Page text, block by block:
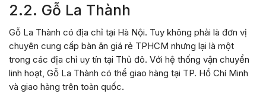
2.2. Gỗ La Thành
Gỗ La Thành có địa chỉ tại Hà Nội. Tuy không phải là đơn vị
chuyên cung cấp bàn ăn giá rẻ TPHCM nhưng lại là một
trong các địa chỉ uy tín tại Thủ đô. Với hệ thống vận chuyển
linh hoạt, Gỗ La Thành có thể giao hàng tại TP. Hồ Chí Minh
và giao hàng trên toàn quốc.